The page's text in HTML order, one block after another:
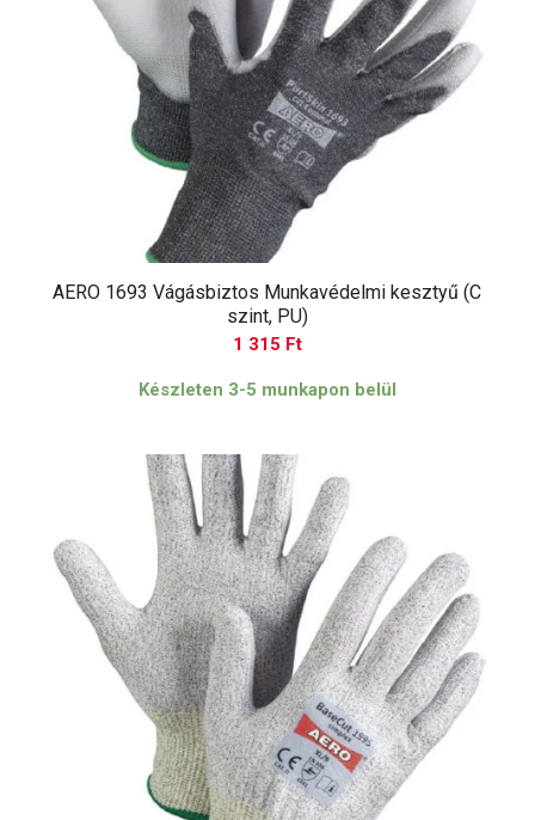
AERO 1693 Vágásbiztos Munkavédelmi kesztyű (C
szint, PU)
1 315 Ft
Készleten 3-5 munkapon belül